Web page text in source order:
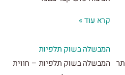
קרא עוד »
המבשלה בשוק תלפיות
המבשלה בשוק תלפיות – חווית